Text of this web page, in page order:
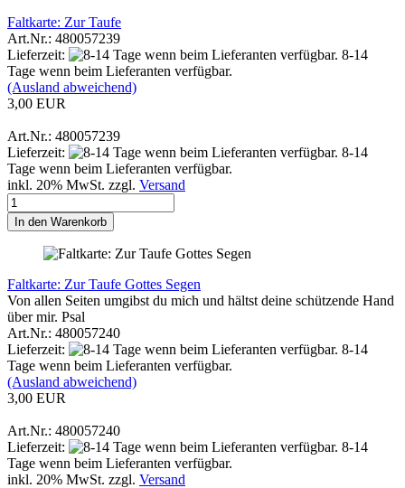
Faltkarte: Zur Taufe
Art.Nr.: 480057239
Lieferzeit:
8-14
Tage wenn beim Lieferanten verfügbar.
(Ausland abweichend)
3,00 EUR
Art.Nr.: 480057239
Lieferzeit:
8-14
Tage wenn beim Lieferanten verfügbar.
inkl. 20% MwSt. zzgl. Versand
In den Warenkorb
Faltkarte: Zur Taufe Gottes Segen
Von allen Seiten umgibst du mich und hältst deine schützende Hand
über mir. Psal
Art.Nr.: 480057240
Lieferzeit:
8-14
Tage wenn beim Lieferanten verfügbar.
(Ausland abweichend)
3,00 EUR
Art.Nr.: 480057240
Lieferzeit:
8-14
Tage wenn beim Lieferanten verfügbar.
inkl. 20% MwSt. zzgl. Versand